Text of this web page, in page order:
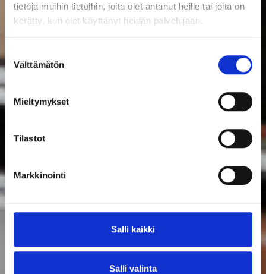
tietoja muihin tietoihin, joita olet antanut heille tai joita on
kerätty, kun olet käyttänyt heidän palvelujaan.
valinta
Välttämätön
Mieltymykset
Tilastot
Markkinointi
Salli kaikki
Salli valinta